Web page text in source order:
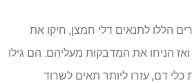
הללו לתנאים דלי חמצן, חיקו את
הניחו את המדבקות מעליהם. הם גילו
דם, עזרו ליותר תאים לשרוד